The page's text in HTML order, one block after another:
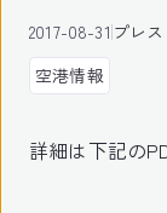
2017-08-31プレ
空港情報
詳細は下記の